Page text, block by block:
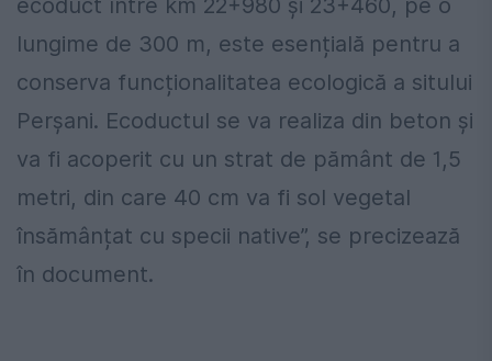
lungime de 300 m, este esențială pentru a
conserva funcționalitatea ecologică a sitului
Perșani. Ecoductul se va realiza din beton și
va fi acoperit cu un strat de pământ de 1,5
metri, din care 40 cm va fi sol vegetal
însămânțat cu specii native”, se precizează
în document.